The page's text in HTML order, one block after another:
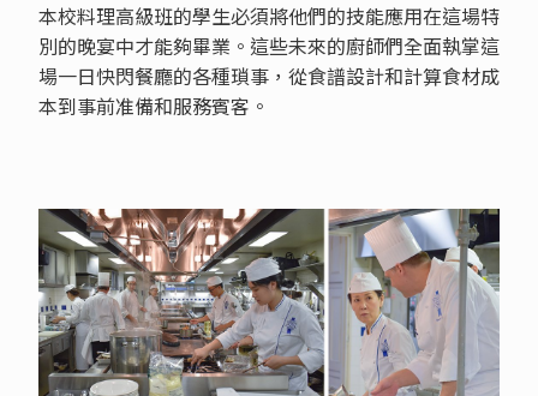
本校料理高級班的學生必須將他們的技能應用在這場特
別的晚宴中才能夠畢業。這些未來的廚師們全面執掌這
場一日快閃餐廳的各種瑣事，從食譜設計和計算食材成
本到事前准備和服務賓客。